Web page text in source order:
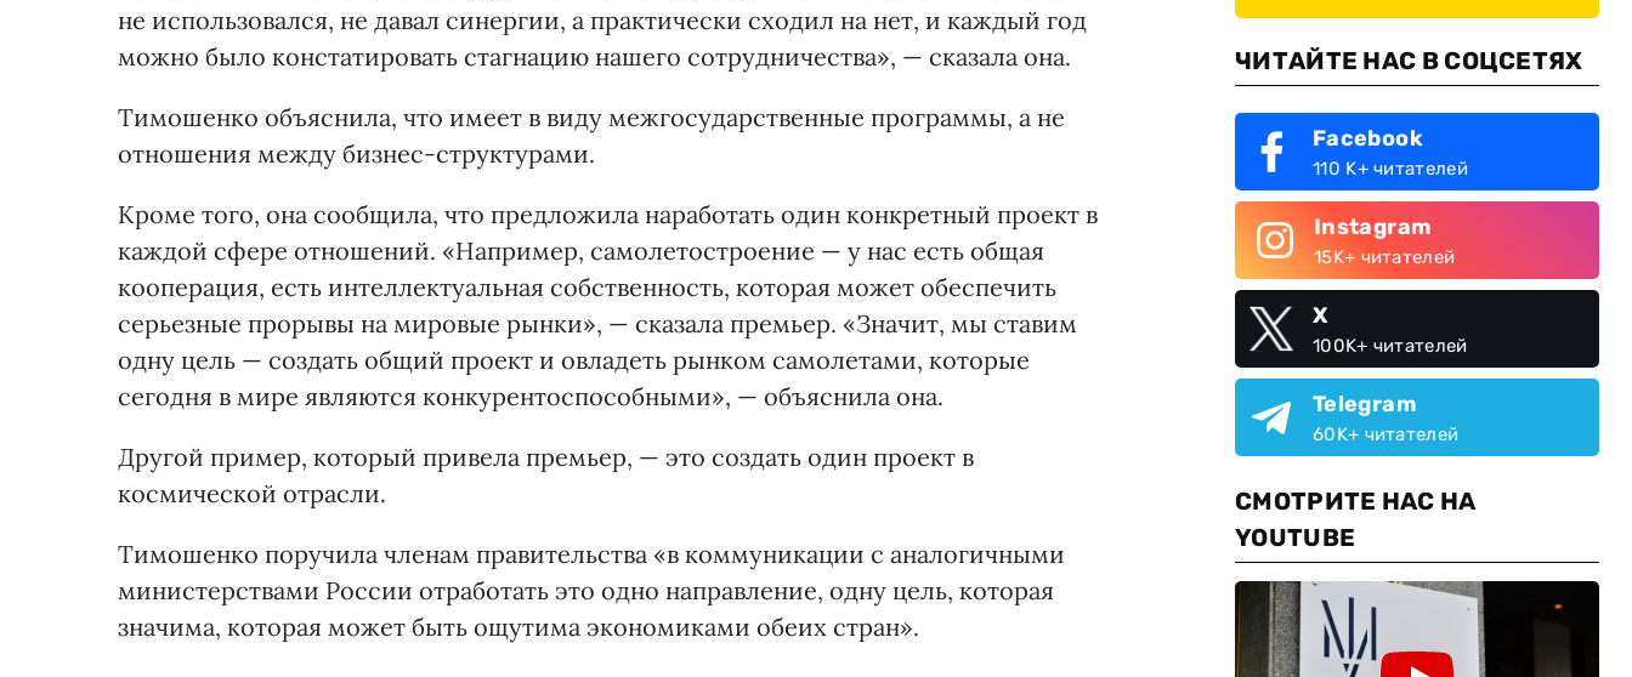
не использовался, не давал синергии, а практически сходил на нет, и каждый год
можно было констатировать стагнацию нашего сотрудничества», — сказала она.
Тимошенко объяснила, что имеет в виду межгосударственные программы, а не
отношения между бизнес-структурами.
Кроме того, она сообщила, что предложила наработать один конкретный проект в
каждой сфере отношений. «Например, самолетостроение — у нас есть общая
кооперация, есть интеллектуальная собственность, которая может обеспечить
серьезные прорывы на мировые рынки», — сказала премьер. «Значит, мы ставим
одну цель — создать общий проект и овладеть рынком самолетами, которые
сегодня в мире являются конкурентоспособными», — объяснила она.
Другой пример, который привела премьер, — это создать один проект в
космической отрасли.
Тимошенко поручила членам правительства «в коммуникации с аналогичными
министерствами России отработать это одно направление, одну цель, которая
значима, которая может быть ощутима экономиками обеих стран».
ЧИТАЙТЕ НАС В СОЦСЕТЯХ
Facebook
110 K+ читателей
Instagram
15K+ читателей
X
100K+ читателей
Telegram
60K+ читателей
СМОТРИТЕ НАС НА
YOUTUBE